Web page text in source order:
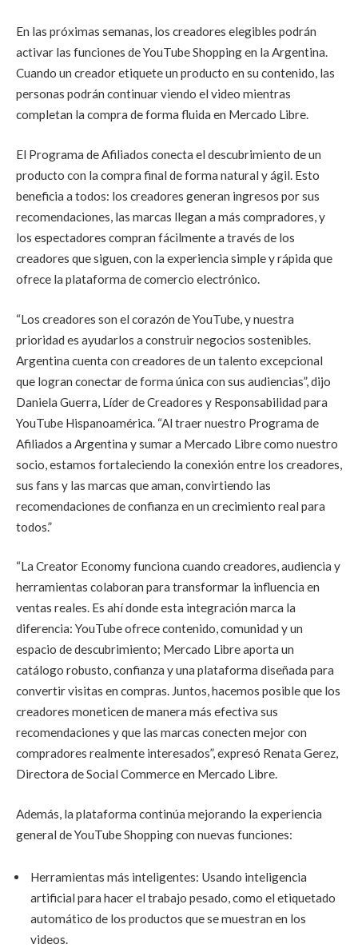
En las próximas semanas, los creadores elegibles podrán
activar las funciones de YouTube Shopping en la Argentina.
Cuando un creador etiquete un producto en su contenido, las
personas podrán continuar viendo el video mientras
completan la compra de forma fluida en Mercado Libre.
El Programa de Afiliados conecta el descubrimiento de un
producto con la compra final de forma natural y ágil. Esto
beneficia a todos: los creadores generan ingresos por sus
recomendaciones, las marcas llegan a más compradores, y
los espectadores compran fácilmente a través de los
creadores que siguen, con la experiencia simple y rápida que
ofrece la plataforma de comercio electrónico.
“Los creadores son el corazón de YouTube, y nuestra
prioridad es ayudarlos a construir negocios sostenibles.
Argentina cuenta con creadores de un talento excepcional
que logran conectar de forma única con sus audiencias”, dijo
Daniela Guerra, Líder de Creadores y Responsabilidad para
YouTube Hispanoamérica. “Al traer nuestro Programa de
Afiliados a Argentina y sumar a Mercado Libre como nuestro
socio, estamos fortaleciendo la conexión entre los creadores,
sus fans y las marcas que aman, convirtiendo las
recomendaciones de confianza en un crecimiento real para
todos.”
“La Creator Economy funciona cuando creadores, audiencia y
herramientas colaboran para transformar la influencia en
ventas reales. Es ahí donde esta integración marca la
diferencia: YouTube ofrece contenido, comunidad y un
espacio de descubrimiento; Mercado Libre aporta un
catálogo robusto, confianza y una plataforma diseñada para
convertir visitas en compras. Juntos, hacemos posible que los
creadores moneticen de manera más efectiva sus
recomendaciones y que las marcas conecten mejor con
compradores realmente interesados”, expresó Renata Gerez,
Directora de Social Commerce en Mercado Libre.
Además, la plataforma continúa mejorando la experiencia
general de YouTube Shopping con nuevas funciones:
Herramientas más inteligentes: Usando inteligencia
artificial para hacer el trabajo pesado, como el etiquetado
automático de los productos que se muestran en los
videos.